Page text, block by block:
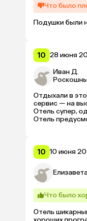
Что было
Подушки были
10 28 июня
Иван Д.
Отдыхали в
сервис — на
Отель супер,
Отель
принесут все
10 10 июня
Что было
Отель